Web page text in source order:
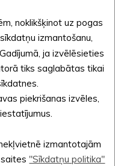
novada
noklikšķinot uz pogas
izmantošanu,
ja izvēlēsieties
tiks saglabātas tikai
piekrišanas izvēles,
izmantotajām
"Sīkdatņu politika"